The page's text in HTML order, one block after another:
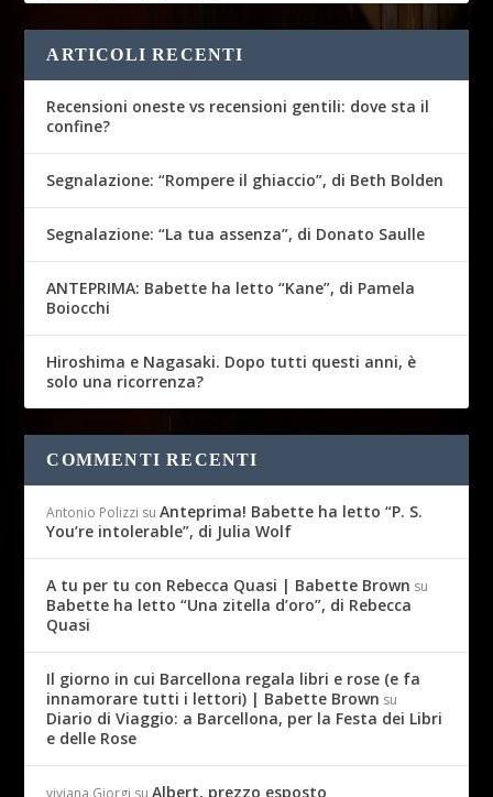
ARTICOLI RECENTI
Recensioni oneste vs recensioni gentili: dove sta il
confine?
Segnalazione: “Rompere il ghiaccio”, di Beth Bolden
Segnalazione: “La tua assenza”, di Donato Saulle
ANTEPRIMA: Babette ha letto “Kane”, di Pamela
Boiocchi
Hiroshima e Nagasaki. Dopo tutti questi anni, è
solo una ricorrenza?
COMMENTI RECENTI
Antonio Polizzi suAnteprima! Babette ha letto “P. S.
You’re intolerable”, di Julia Wolf
A tu per tu con Rebecca Quasi | Babette Brown su
Babette ha letto “Una zitella d’oro”, di Rebecca
Quasi
Il giorno in cui Barcellona regala libri e rose (e fa
innamorare tutti i lettori) | Babette Brown su
Diario di Viaggio: a Barcellona, per la Festa dei Libri
e delle Rose
viviana Giorgi suAlbert, prezzo esposto